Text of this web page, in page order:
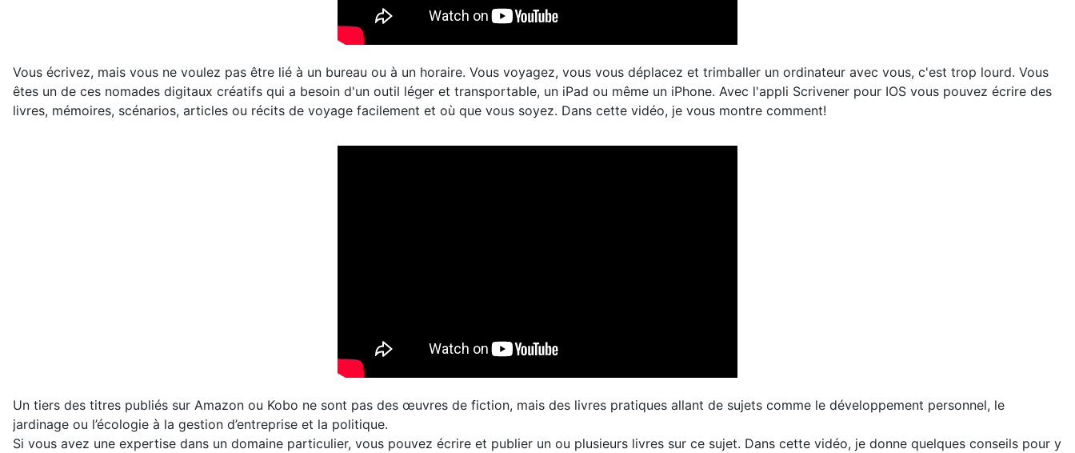
Vous écrivez, mais vous ne voulez pas être lié à un bureau ou à un horaire. Vous voyagez, vous vous déplacez et trimballer un ordinateur avec vous, c'est trop lourd. Vous
êtes un de ces nomades digitaux créatifs qui a besoin d'un outil léger et transportable, un iPad ou même un iPhone. Avec l'appli Scrivener pour IOS vous pouvez écrire des
livres, mémoires, scénarios, articles ou récits de voyage facilement et où que vous soyez. Dans cette vidéo, je vous montre comment!
Un tiers des titres publiés sur Amazon ou Kobo ne sont pas des œuvres de fiction, mais des livres pratiques allant de sujets comme le développement personnel, le
jardinage ou l’écologie à la gestion d’entreprise et la politique.
Si vous avez une expertise dans un domaine particulier, vous pouvez écrire et publier un ou plusieurs livres sur ce sujet. Dans cette vidéo, je donne quelques conseils pour y